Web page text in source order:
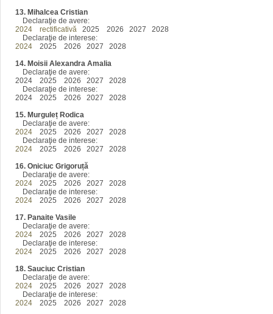
13. Mihalcea Cristian
Declaraţie de avere:
2024
rectificativă 2025 2026 2027 2028
Declaraţie de interese:
2024 2025 2026 2027 2028
14. Moisii Alexandra Amalia
Declaraţie de avere:
2024 2025 2026 2027 2028
Declaraţie de interese:
2024 2025 2026 2027 2028
15. Murguleț Rodica
Declaraţie de avere:
2024 2025 2026 2027 2028
Declaraţie de interese:
2024 2025 2026 2027 2028
16. Oniciuc Grigoruță
Declaraţie de avere:
2024 2025 2026 2027 2028
Declaraţie de interese:
2024 2025 2026 2027 2028
17. Panaite Vasile
Declaraţie de avere:
2024 2025 2026 2027 2028
Declaraţie de interese:
2024 2025 2026 2027 2028
18. Sauciuc Cristian
Declaraţie de avere:
2024 2025 2026 2027 2028
Declaraţie de interese:
2024 2025 2026 2027 2028